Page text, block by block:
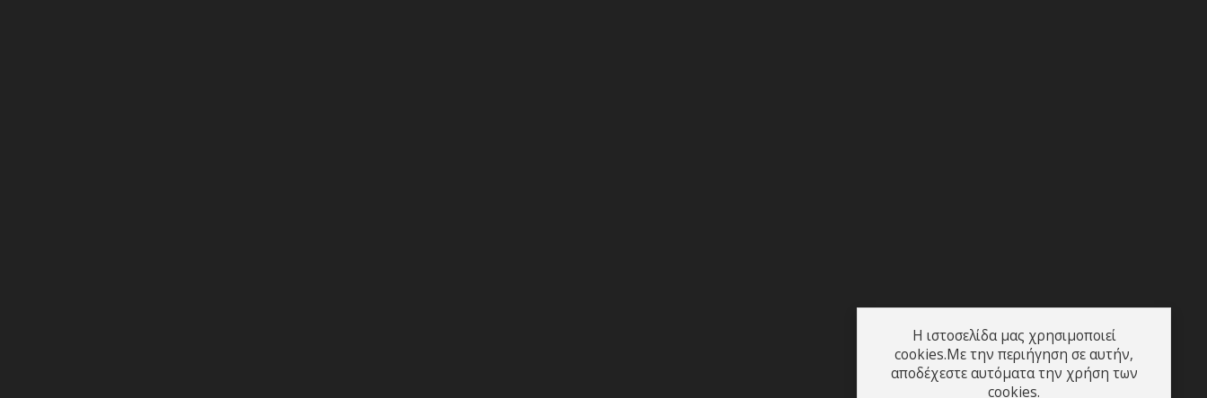
Η ιστοσελίδα μας χρησιμοποιεί
cookies.Με την περιήγηση σε αυτήν,
αποδέχεστε αυτόματα την χρήση των
cookies.